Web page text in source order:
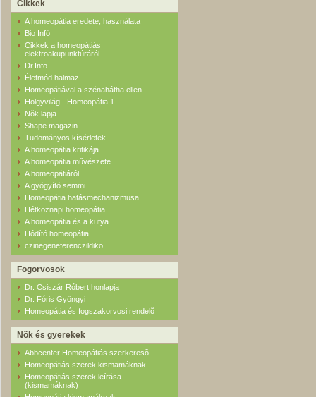
Cikkek
A homeopátia eredete, használata
Bio Infó
Cikkek a homeopátiás
elektroakupunktúráról
Dr.Info
Életmód halmaz
Homeopátiával a szénahátha ellen
Hölgyvilág - Homeopátia 1.
Nõk lapja
Shape magazin
Tudományos kísérletek
A homeopátia kritikája
A homeopátia művészete
A homeopátiáról
A gyógyító semmi
Homeopátia hatásmechanizmusa
Hétköznapi homeopátia
A homeopátia és a kutya
Hódító homeopátia
czinegeneferenczildiko
Fogorvosok
Dr. Csiszár Róbert honlapja
Dr. Fóris Gyöngyi
Homeopátia és fogszakorvosi rendelõ
Nõk és gyerekek
Abbcenter Homeopátiás szerkeresõ
Homeopátiás szerek kismamáknak
Homeopátiás szerek leírása
(kismamáknak)